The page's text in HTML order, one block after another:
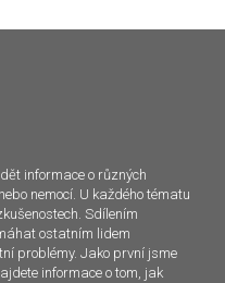
informace o různých
nemocí. U každého tématu
Sdílením
ostatním lidem
problémy. Jako první jsme
informace o tom, jak